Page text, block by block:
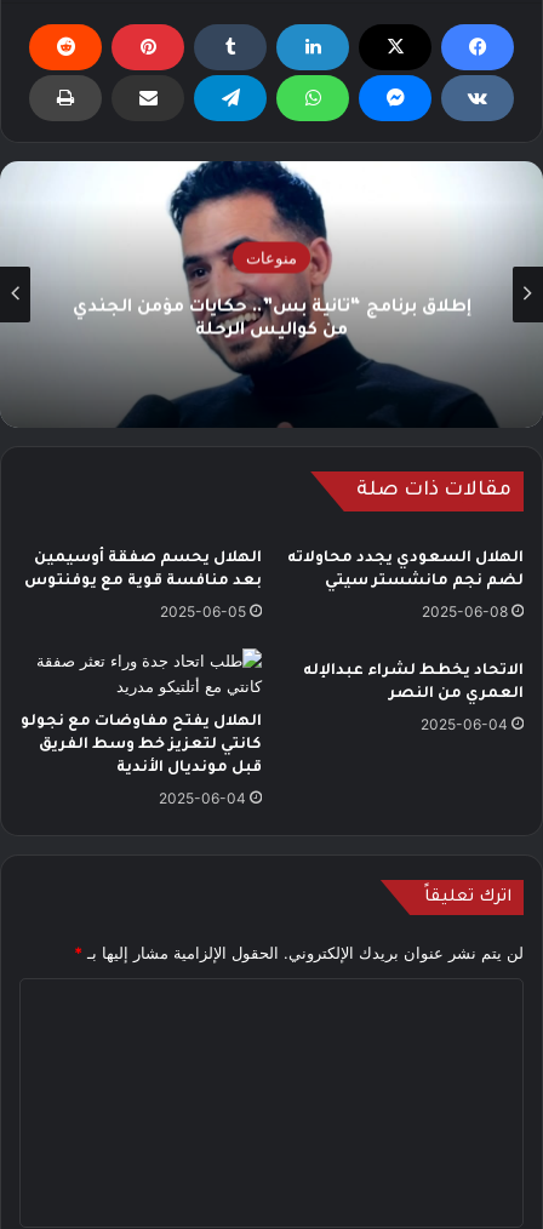
منوعات
إطلاق برنامج “ثانية بس”.. حكايات مؤمن الجندي
من كواليس الرحلة
مقالات ذات صلة
الهلال السعودي يجدد محاولاته
لضم نجم مانشستر سيتي
2025-06-08
الهلال يحسم صفقة أوسيمين
بعد منافسة قوية مع يوفنتوس
2025-06-05
الاتحاد يخطط لشراء عبدالإله
العمري من النصر
2025-06-04
الهلال يفتح مفاوضات مع نجولو
كانتي لتعزيز خط وسط الفريق
قبل مونديال الأندية
2025-06-04
اترك تعليقاً
لن يتم نشر عنوان بريدك الإلكتروني. الحقول الإلزامية مشار إليها بـ *